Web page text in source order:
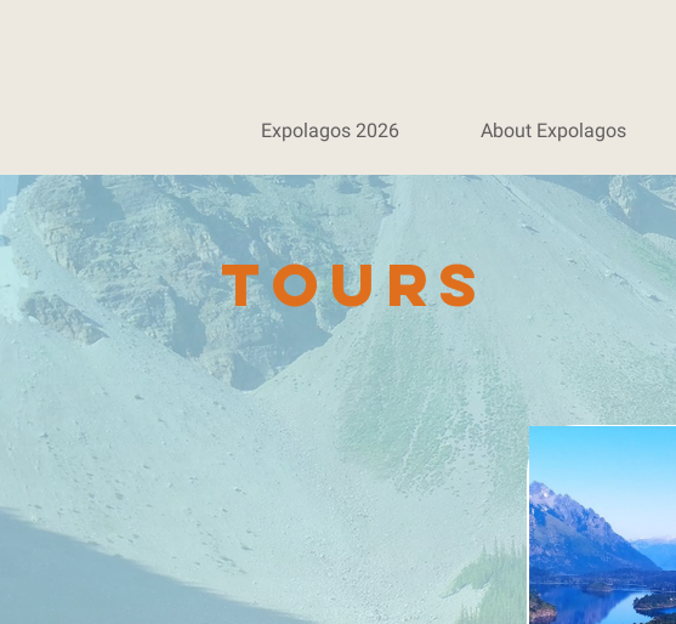
Expolagos 2026 About Expolagos
Tours